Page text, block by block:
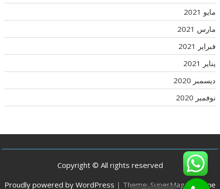
مايو 2021
مارس 2021
فبراير 2021
يناير 2021
ديسمبر 2020
نوفمبر 2020
Copyright © All rights reserved
Proudly powered by WordPress | Theme: SuperMag by Acme